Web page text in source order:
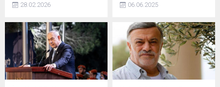
Haber 7 Genel Yayın
anlattı: Gençlere 445 milyar
TL kaynak, üniversitelilere
19.250 TL destek, yaşlı
bakım sigortası ve uzaktan
çalışma... İşte detaylar!
28.02.2026 06.06.2025